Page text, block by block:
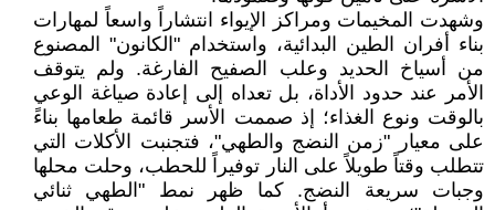
وشهدت المخيمات ومراكز الإيواء انتشاراً واسعاً لمهارات
بناء أفران الطين البدائية، واستخدام "الكانون" المصنوع
من أسياخ الحديد وعلب الصفيح الفارغة. ولم يتوقف
الأمر عند حدود الأداة، بل تعداه إلى إعادة صياغة الوعي
بالوقت ونوع الغذاء؛ إذ صممت الأسر قائمة طعامها بناءً
على معيار "زمن النضج والطهي"، فتجنبت الأكلات التي
تتطلب وقتاً طويلاً على النار توفيراً للحطب، وحلت محلها
وجبات سريعة النضج. كما ظهر نمط "الطهي ثنائي